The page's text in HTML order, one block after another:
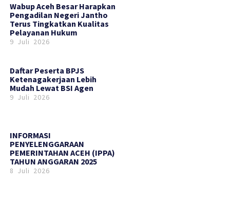
Wabup Aceh Besar Harapkan
Pengadilan Negeri Jantho
Terus Tingkatkan Kualitas
Pelayanan Hukum
9 Juli 2026
Daftar Peserta BPJS
Ketenagakerjaan Lebih
Mudah Lewat BSI Agen
9 Juli 2026
INFORMASI
PENYELENGGARAAN
PEMERINTAHAN ACEH (IPPA)
TAHUN ANGGARAN 2025
8 Juli 2026